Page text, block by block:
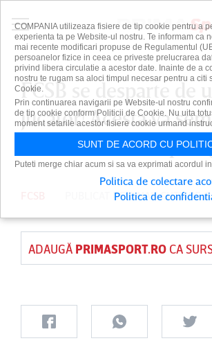
FCSB se desparte de un
jucător! Acesta va
cu alt club din
PUBLICAT DEDAIAN CUTUPE 8
ADAUGĂ PRIMASPORT.ROCA
COMPANIA utilizeaza fisiere de tip cookie pentru a
experienta ta pe Website-ul nostru. Te informam ca
mai recente modificari propuse de Regulamentul
persoanelor fizice in ceea ce priveste prelucrarea
privind libera circulatie a acestor date. Inainte de a
nostru te rugam sa aloci timpul necesar pentru a
Cookie.
Prin continuarea navigarii pe Website-ul nostru
de tip cookie conform Politicii de Cookie. Nu uita
moment setarile acestor fisiere cookie urmand
SUNT DE ACORD CU
Puteti merge chiar acum si sa va exprimati acordul
Politica de colectare
Politica de